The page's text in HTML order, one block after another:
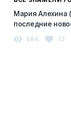
Мария Алехина
последние
584 13